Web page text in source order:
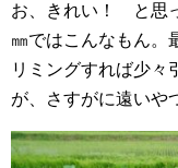
お、きれい！ と思
㎜ではこんなもん。
リミングすれば少々
が、さすがに遠いや